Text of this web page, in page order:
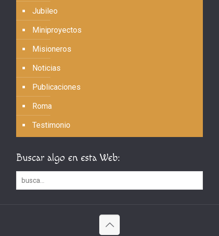
Jubileo
Miniproyectos
Misioneros
Noticias
Publicaciones
Roma
Testimonio
Buscar algo en esta Web: